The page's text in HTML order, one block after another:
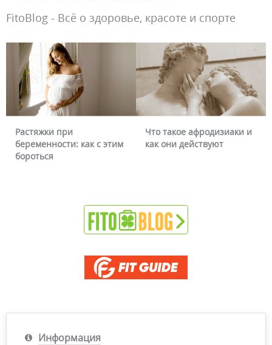
FitoBlog - Всё о здоровье, красоте и спорте
Растяжки при
беременности: как с этим
бороться
Что такое афродизиаки и
как они действуют
Информация